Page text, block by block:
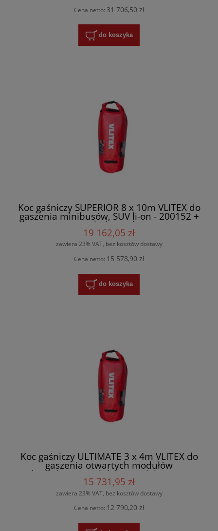
Cena netto: 31 706,50 zł
do koszyka
Koc gaśniczy SUPERIOR 8 x 10m VLITEX do
gaszenia minibusów, SUV li-on - 200152 +
przelotki i torba
19 162,05 zł
zawiera 23% VAT, bez kosztów dostawy
Cena netto: 15 578,90 zł
do koszyka
Koc gaśniczy ULTIMATE 3 x 4m VLITEX do
gaszenia otwartych modułów
akumulatorowych li-on, wielokrotnego
użytku - 200257 + torba
15 731,95 zł
zawiera 23% VAT, bez kosztów dostawy
Cena netto: 12 790,20 zł